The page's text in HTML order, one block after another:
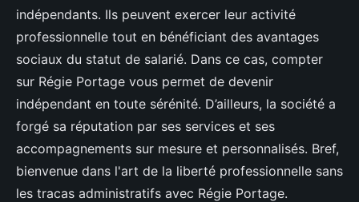
indépendants. Ils peuvent exercer leur activité
professionnelle tout en bénéficiant des avantages
sociaux du statut de salarié. Dans ce cas, compter
sur Régie Portage vous permet de devenir
indépendant en toute sérénité. D’ailleurs, la société a
forgé sa réputation par ses services et ses
accompagnements sur mesure et personnalisés. Bref,
bienvenue dans l'art de la liberté professionnelle sans
les tracas administratifs avec Régie Portage.